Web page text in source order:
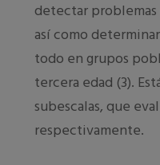
detectar
así como
todo en grupos
tercera edad (3).
subescalas, que
respectivamente.